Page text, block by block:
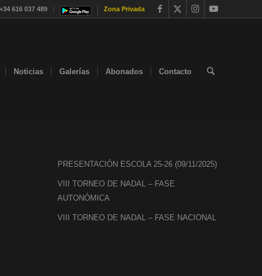
+34 616 037 489 Zona Privada
Noticias Galerías Abonados Contacto
PRESENTACIÓN ESCOLA 25-26 (09/11/2025)
VIII TORNEO DE NADAL – FASE
AUTONÓMICA
VIII TORNEO DE NADAL – FASE NACIONAL